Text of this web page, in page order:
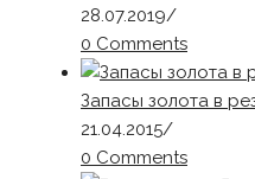
28.07.2019/
0 Comments
Запасы золота в
21.04.2015/
0 Comments